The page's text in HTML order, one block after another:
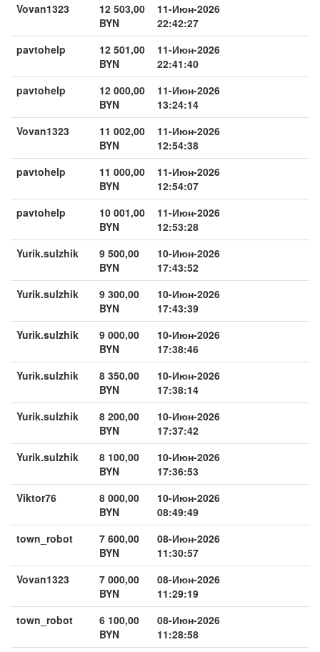
Vovan1323
12 503,00
BYN
11-Июн-2026
22:42:27
pavtohelp
12 501,00
BYN
11-Июн-2026
22:41:40
pavtohelp
12 000,00
BYN
11-Июн-2026
13:24:14
Vovan1323
11 002,00
BYN
11-Июн-2026
12:54:38
pavtohelp
11 000,00
BYN
11-Июн-2026
12:54:07
pavtohelp
10 001,00
BYN
11-Июн-2026
12:53:28
Yurik.sulzhik
9 500,00
BYN
10-Июн-2026
17:43:52
Yurik.sulzhik
9 300,00
BYN
10-Июн-2026
17:43:39
Yurik.sulzhik
9 000,00
BYN
10-Июн-2026
17:38:46
Yurik.sulzhik
8 350,00
BYN
10-Июн-2026
17:38:14
Yurik.sulzhik
8 200,00
BYN
10-Июн-2026
17:37:42
Yurik.sulzhik
8 100,00
BYN
10-Июн-2026
17:36:53
Viktor76
8 000,00
BYN
10-Июн-2026
08:49:49
town_robot
7 600,00
BYN
08-Июн-2026
11:30:57
Vovan1323
7 000,00
BYN
08-Июн-2026
11:29:19
town_robot
6 100,00
BYN
08-Июн-2026
11:28:58